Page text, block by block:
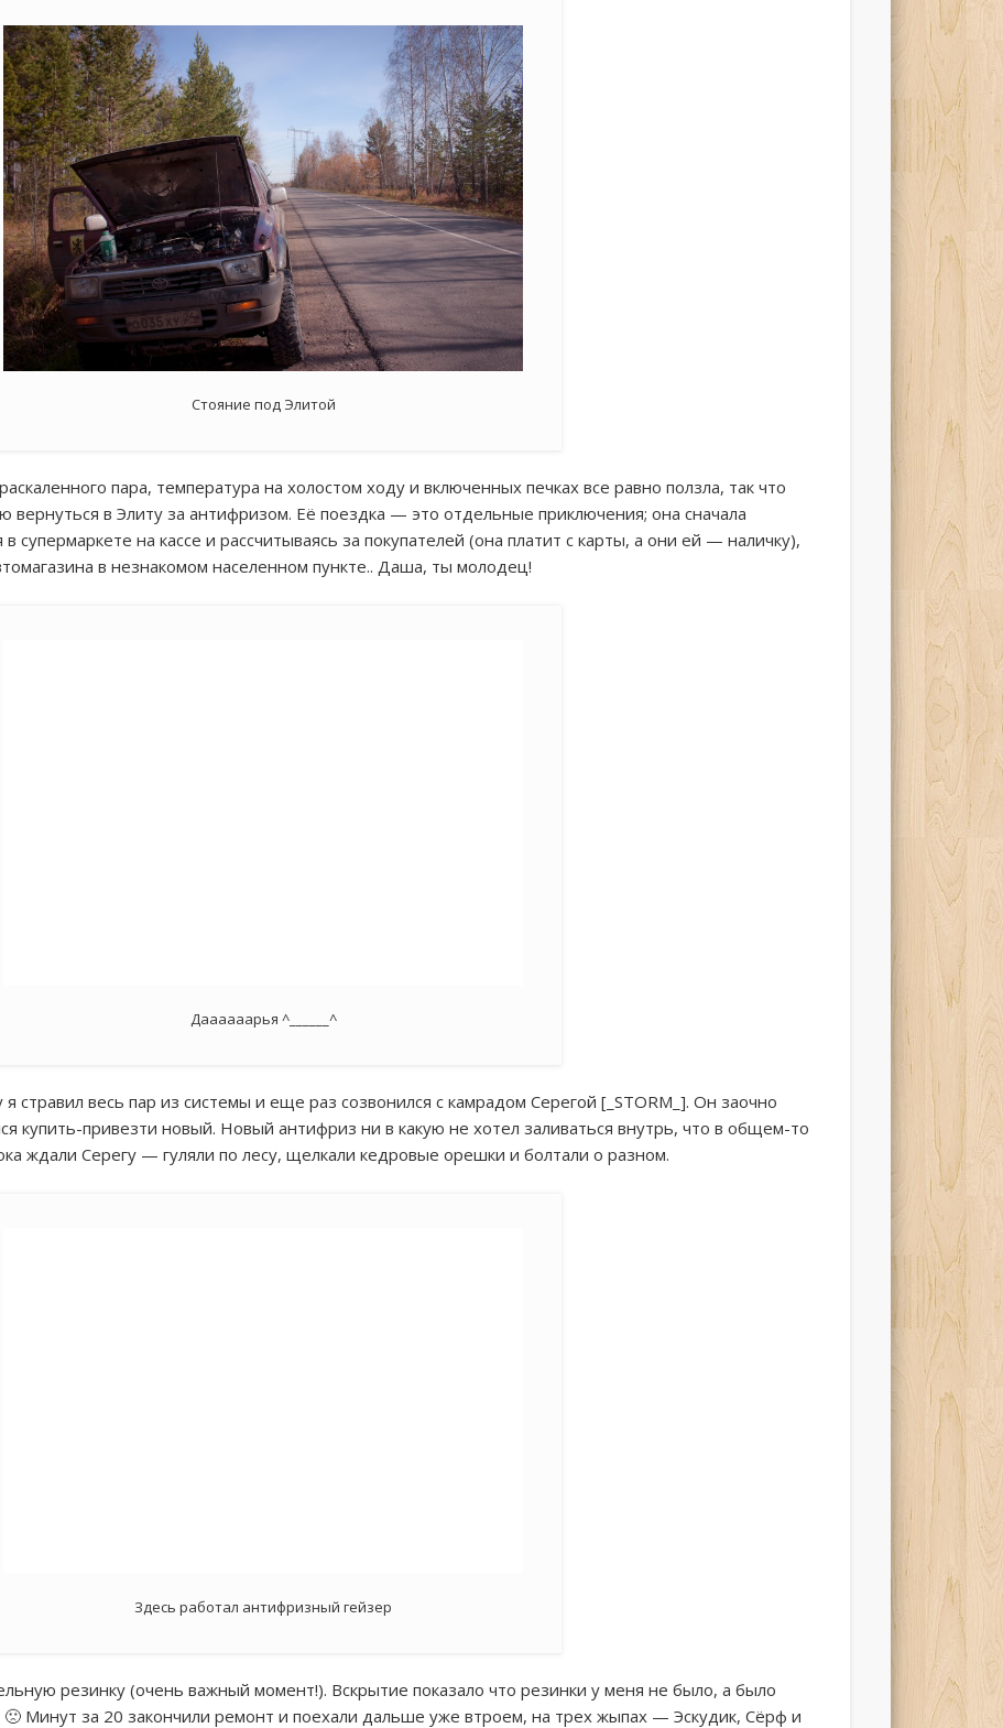
Стояние под Элитой
пара, температура на холостом ходу и включенных печках все равно ползла, так что
вернуться в Элиту за антифризом. Её поездка — это отдельные приключения; она сначала
супермаркете на кассе и рассчитываясь за покупателей (она платит с карты, а они ей — наличку),
в незнакомом населенном пункте.. Даша, ты молодец!
Даааааарья ^______^
весь пар из системы и еще раз созвонился с камрадом Серегой [_STORM_]. Он заочно
купить-привезти новый. Новый антифриз ни в какую не хотел заливаться внутрь, что в общем-то
ждали Серегу — гуляли по лесу, щелкали кедровые орешки и болтали о разном.
Здесь работал антифризный гейзер
резинку (очень важный момент!). Вскрытие показало что резинки у меня не было, а было
🙁 Минут за 20 закончили ремонт и поехали дальше уже втроем, на трех жыпах — Эскудик, Сёрф и